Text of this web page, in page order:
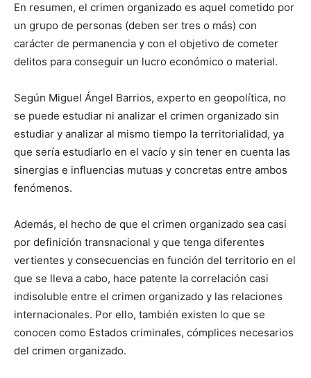
En resumen, el crimen organizado es aquel cometido por
un grupo de personas (deben ser tres o más) con
carácter de permanencia y con el objetivo de cometer
delitos para conseguir un lucro económico o material.
Según Miguel Ángel Barrios, experto en geopolítica, no
se puede estudiar ni analizar el crimen organizado sin
estudiar y analizar al mismo tiempo la territorialidad, ya
que sería estudiarlo en el vacío y sin tener en cuenta las
sinergias e influencias mutuas y concretas entre ambos
fenómenos.
Además, el hecho de que el crimen organizado sea casi
por definición transnacional y que tenga diferentes
vertientes y consecuencias en función del territorio en el
que se lleva a cabo, hace patente la correlación casi
indisoluble entre el crimen organizado y las relaciones
internacionales. Por ello, también existen lo que se
conocen como Estados criminales, cómplices necesarios
del crimen organizado.